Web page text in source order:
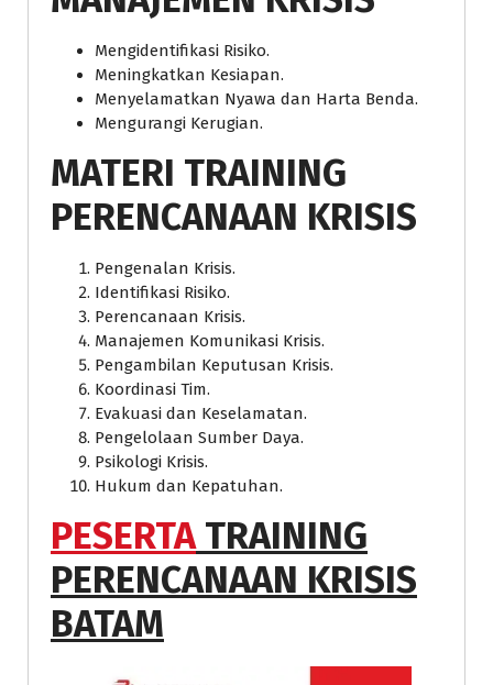
Mengidentifikasi Risiko.
Meningkatkan Kesiapan.
Menyelamatkan Nyawa dan Harta Benda.
Mengurangi Kerugian.
MATERI TRAINING
PERENCANAAN KRISIS
Pengenalan Krisis.
Identifikasi Risiko.
Perencanaan Krisis.
Manajemen Komunikasi Krisis.
Pengambilan Keputusan Krisis.
Koordinasi Tim.
Evakuasi dan Keselamatan.
Pengelolaan Sumber Daya.
Psikologi Krisis.
Hukum dan Kepatuhan.
PESERTA TRAINING
PERENCANAAN KRISIS
BATAM